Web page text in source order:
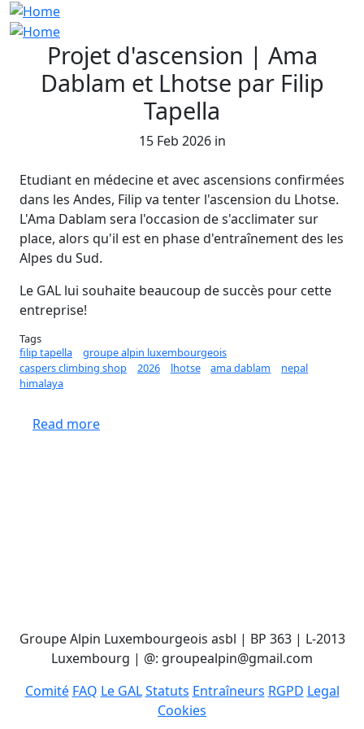
Projet d'ascension | Ama
Dablam et Lhotse par Filip
Tapella
15 Feb 2026 in
Etudiant en médecine et avec ascensions confirmées
dans les Andes, Filip va tenter l'ascension du Lhotse.
L'Ama Dablam sera l'occasion de s'acclimater sur
place, alors qu'il est en phase d'entraînement des les
Alpes du Sud.
Le GAL lui souhaite beaucoup de succès pour cette
entreprise!
Tags
filip tapella
groupe alpin luxembourgeois
caspers climbing shop
2026 lhotse ama dablam
nepal
himalaya
Read moreabout Projet d'ascension | Ama Dablam et
Groupe Alpin Luxembourgeois asbl | BP 363 | L-2013
Luxembourg | @: groupealpin@gmail.com
Comité FAQ Le GAL Statuts Entraîneurs RGPD Legal
Cookies